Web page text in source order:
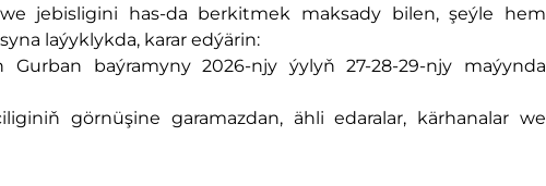
jebisligini has-da berkitmek maksady bilen, şeýle hem
laýyklykda, karar edýärin:
baýramyny 2026-njy ýylyň 27-28-29-njy maýynda
görnüşine garamazdan, ähli edaralar, kärhanalar we